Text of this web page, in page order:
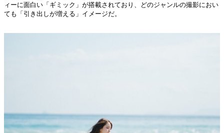
ィーに面白い「ギミック」が搭載されており、どのジャンルの撮影におい
ても「引き出しが増える」イメージだ。